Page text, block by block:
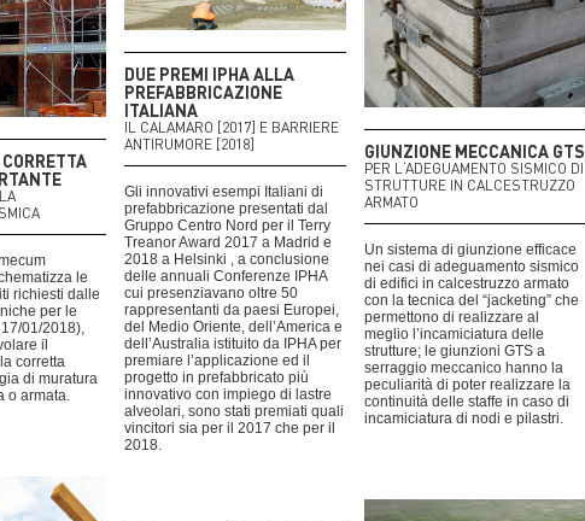
le
richiesti dalle
per le
01/2018),
il
corretta
di muratura
o armata.
DUE PREMI IPHA ALLA
PREFABBRICAZIONE
ITALIANA
IL CALAMARO [2017] E BARRIERE
ANTIRUMORE [2018]
Gli innovativi esempi Italiani di
prefabbricazione presentati dal
Gruppo Centro Nord per il Terry
Treanor Award 2017 a Madrid e
2018 a Helsinki , a conclusione
delle annuali Conferenze IPHA
cui presenziavano oltre 50
rappresentanti da paesi Europei,
del Medio Oriente, dell’America e
dell’Australia istituito da IPHA per
premiare l’applicazione ed il
progetto in prefabbricato più
innovativo con impiego di lastre
alveolari, sono stati premiati quali
vincitori sia per il 2017 che per il
2018.
GIUNZIONE MECCANICA GTS
PER L‘ADEGUAMENTO SISMICO DI
STRUTTURE IN CALCESTRUZZO
ARMATO
Un sistema di giunzione efficace
nei casi di adeguamento sismico
di edifici in calcestruzzo armato
con la tecnica del “jacketing” che
permettono di realizzare al
meglio l’incamiciatura delle
strutture; le giunzioni GTS a
serraggio meccanico hanno la
peculiarità di poter realizzare la
continuità delle staffe in caso di
incamiciatura di nodi e pilastri.